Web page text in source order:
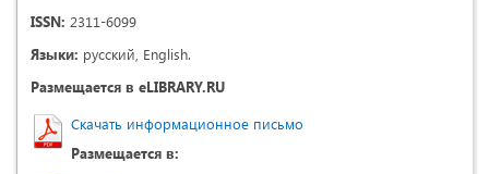
ISSN: 2311-6099
Языки: русский, English.
Размещается в eLIBRARY.RU
Скачать информационное письмо
Размещается в: